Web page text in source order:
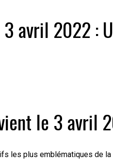
avril 2022 :
le 3 avril
les plus emblématiques de